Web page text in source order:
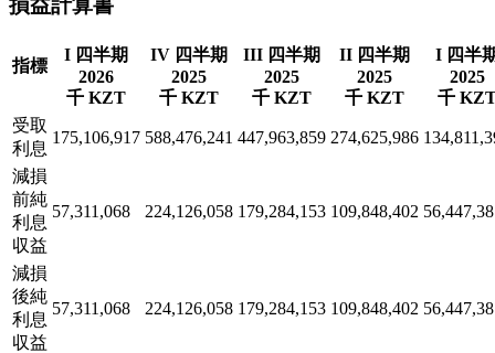
損益計算書
指標
I 四半期
2026
千 KZT
IV 四半期
2025
千 KZT
III 四半期
2025
千 KZT
II 四半期
2025
千 KZT
I 四半
2025
千
受取
利息
175,106,917 588,476,241 447,963,859 274,625,986
減損
前純
利息
収益
57,311,068 224,126,058 179,284,153 109,848,402
減損
後純
利息
収益
57,311,068 224,126,058 179,284,153 109,848,402